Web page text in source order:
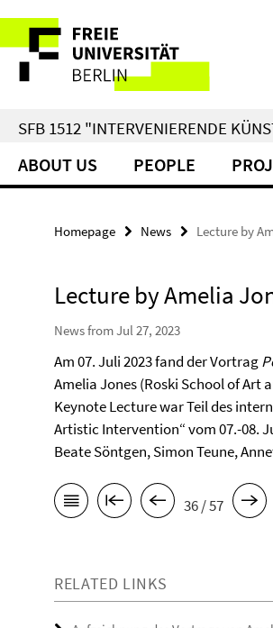
direkt
Inhalt
Service
Navigation
SFB 1512 "INTERVENIERENDE
ABOUT US PEOPLE
Homepage News Lecture by
Lecture by Amelia
News from Jul 27, 2023
Am 07. Juli 2023 fand der Vortrag
Amelia Jones (Roski School of Art
Keynote Lecture war Teil des
Artistic Intervention“ vom 07.-08.
Beate Söntgen, Simon Teune,
36 / 57
RELATED LINKS